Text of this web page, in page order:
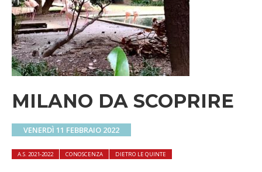
MILANO DA SCOPRIRE
VENERDÌ 11 FEBBRAIO 2022
A.S. 2021-2022 CONOSCENZA DIETRO LE QUINTE